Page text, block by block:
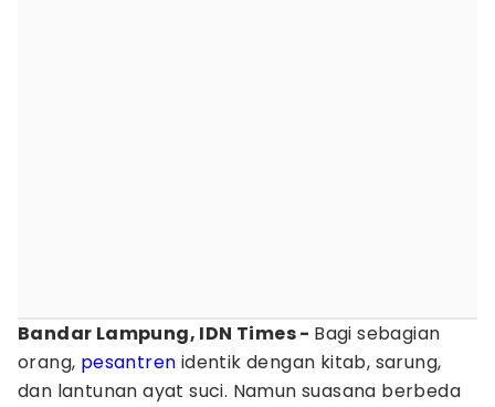
Bandar Lampung, IDN Times - Bagi sebagian
orang, pesantren identik dengan kitab, sarung,
dan lantunan ayat suci. Namun suasana berbeda